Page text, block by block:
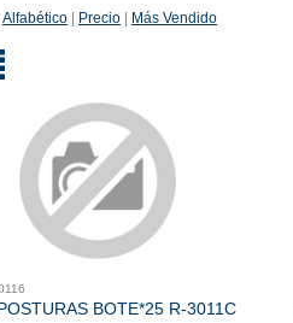
Alfabético Precio Más Vendido
BOTE*25 R-3011C